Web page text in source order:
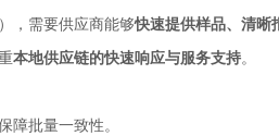
，需要供应商能够快速提供样品、清晰
本地供应链的快速响应与服务支持。
障批量一致性。